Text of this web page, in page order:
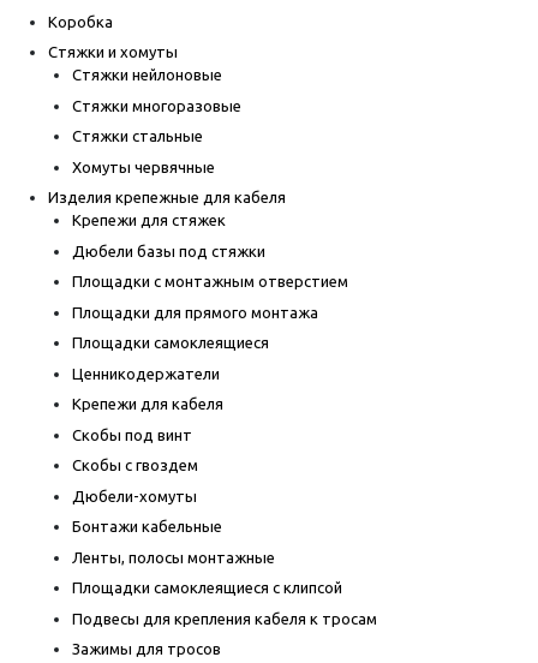
Коробка
Стяжки и хомуты
Стяжки нейлоновые
Стяжки многоразовые
Стяжки стальные
Хомуты червячные
Изделия крепежные для кабеля
Крепежи для стяжек
Дюбели базы под стяжки
Площадки с монтажным отверстием
Площадки для прямого монтажа
Площадки самоклеящиеся
Ценникодержатели
Крепежи для кабеля
Скобы под винт
Скобы с гвоздем
Дюбели-хомуты
Бонтажи кабельные
Ленты, полосы монтажные
Площадки самоклеящиеся с клипсой
Подвесы для крепления кабеля к тросам
Зажимы для тросов